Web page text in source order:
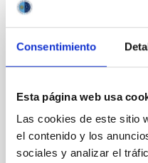
Consentimiento
Esta página web usa
Las cookies de este sitio
el contenido y los
sociales y analizar el
Magnetic Field
In a magnetically
we expect to see
field orientation of
cloud-scale magnetic